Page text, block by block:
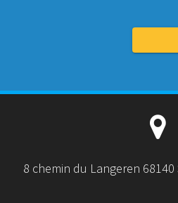
8 chemin du Langeren 68140